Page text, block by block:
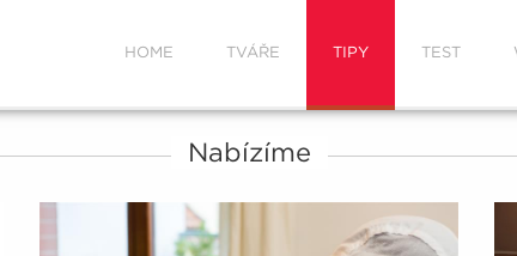
HOME TVÁŘE TIPY TEST
Nabízíme